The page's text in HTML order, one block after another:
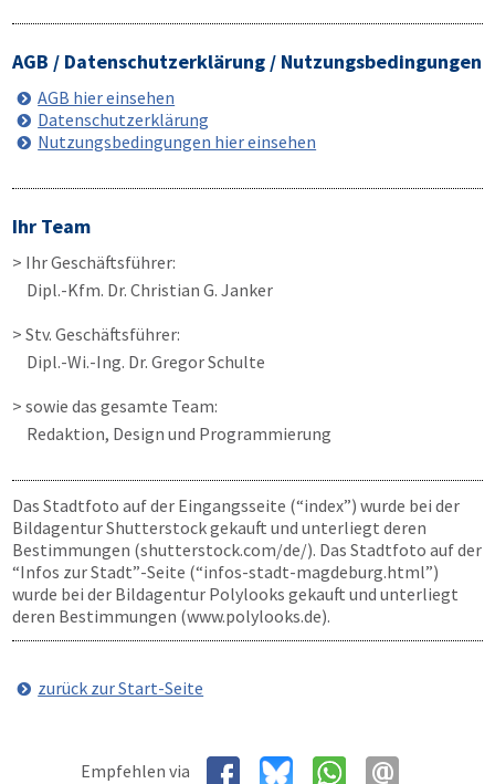
AGB / Datenschutzerklärung / Nutzungsbedingungen
AGB hier einsehen
Datenschutzerklärung
Nutzungsbedingungen hier einsehen
Ihr Team
> Ihr Geschäftsführer:
Dipl.-Kfm. Dr. Christian G. Janker
> Stv. Geschäftsführer:
Dipl.-Wi.-Ing. Dr. Gregor Schulte
> sowie das gesamte Team:
Redaktion, Design und Programmierung
Das Stadtfoto auf der Eingangsseite (“index”) wurde bei der
Bildagentur Shutterstock gekauft und unterliegt deren
Bestimmungen (shutterstock.com/de/). Das Stadtfoto auf der
“Infos zur Stadt”-Seite (“infos-stadt-magdeburg.html”)
wurde bei der Bildagentur Polylooks gekauft und unterliegt
deren Bestimmungen (www.polylooks.de).
zurück zur Start-Seite
Empfehlen via